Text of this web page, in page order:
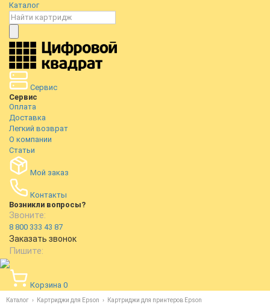
Каталог
Сервис
Сервис
Оплата
Доставка
Легкий возврат
О компании
Статьи
Мой заказ
Контакты
Возникли вопросы?
Звоните:
8 800 333 43 87
Заказать звонок
Пишите:
Корзина 0
Каталог Картриджи для Epson Картриджи для принтеров Epson